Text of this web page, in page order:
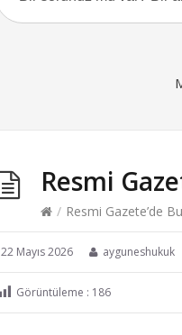
Resmi
/ Resmi Gazete’de
22 Mayıs 2026 ayguneshukuk
Görüntüleme : 186